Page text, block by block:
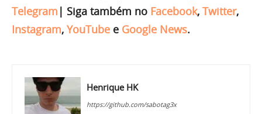
Telegram | Siga também no Facebook, Twitter,
Instagram, YouTube e Google News.
Henrique HK
https://github.com/sabotag3x